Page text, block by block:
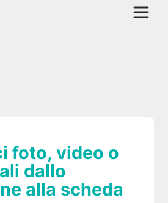
foto, video o
dallo
alla scheda